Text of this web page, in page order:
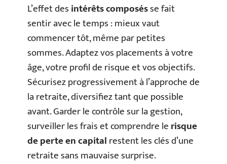
L’effet desintérêts composésse fait
sentir avec le temps : mieux vaut
commencer tôt, même par petites
sommes. Adaptez vos placements à votre
âge, votre profil de risque et vos objectifs.
Sécurisez progressivement à l’approche de
la retraite, diversifiez tant que possible
avant. Garder le contrôle sur la gestion,
surveiller les frais et comprendre lerisque
de perte en capitalrestent les clés d’une
retraite sans mauvaise surprise.